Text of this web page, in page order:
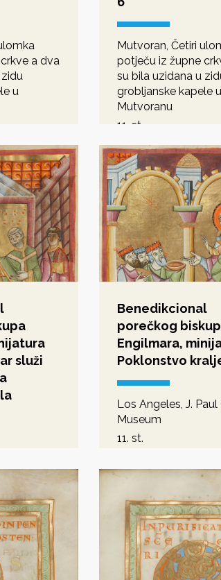
a dva
u
Mutvoran, Četiri
potječu iz župne
su bila uzidana u
grobljanske kapele u
Mutvoranu
11. st.
služi
Benedikcional
porečkog
Engilmara,
Poklonstvo
Los Angeles, J.
Museum
11. st.